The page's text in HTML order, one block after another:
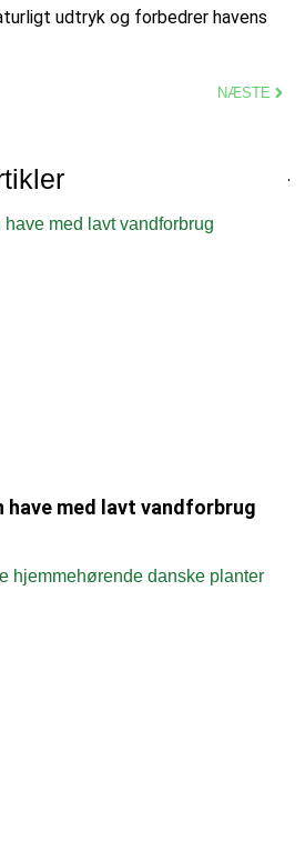
udtryk og forbedrer havens
NÆSTE
have med lavt vandforbrug